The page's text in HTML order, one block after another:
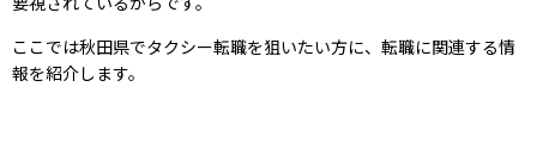
ここでは秋田県でタクシー転職を狙いたい方に、転職に関連する情
報を紹介します。